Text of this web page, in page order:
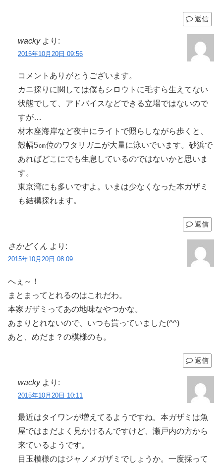
返信
wacky より:
2015年10月20日 09:56
コメントありがとうございます。
カニ採りに関しては僕もシロウトに毛すら生えてない
状態でして、アドバイスなどできる立場ではないので
すが…
材木座海岸など夜中にライトで照らしながら歩くと、
殻幅5㎝位のワタリガニが大量に泳いでいます。砂浜で
あればどこにでも生息しているのではないかと思いま
す。
東京湾にも多いですよ。いまは少なくなった本ガザミ
も結構採れます。
返信
さかどくん より:
2015年10月20日 08:09
へぇ～！
まとまってとれるのはこれだわ。
本家ガザミってあの地味なやつかな。
あまりとれないので、いつも貰っていました(^^)
あと、めだま？の模様のも。
返信
wacky より:
2015年10月20日 10:11
最近はタイワンが増えてるようですね。本ガザミは魚
屋ではまだよく見かけるんですけど、瀬戸内の方から
来ているようです。
目玉模様のはジャノメガザミでしょうか。一度採って